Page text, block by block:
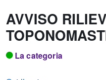
AVVISO
La categoria